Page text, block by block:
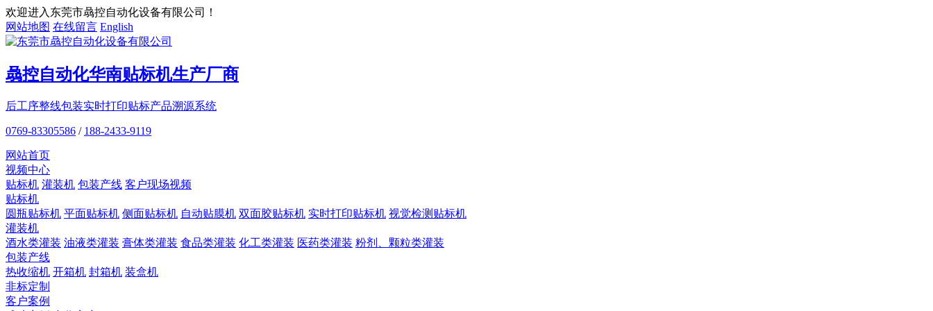
欢迎进入东莞市骉控自动化设备有限公司！
网站地图 在线留言 English
骉控自动化华南贴标机生产厂商
后工序整线包装实时打印贴标产品溯源系统
0769-83305586 / 188-2433-9119
网站首页
视频中心
贴标机 灌装机 包装产线 客户现场视频
贴标机
圆瓶贴标机 平面贴标机 侧面贴标机 自动贴膜机 双面胶贴标机 实时打印贴标机 视觉检测贴标机
灌装机
酒水类灌装 油液类灌装 膏体类灌装 食品类灌装 化工类灌装 医药类灌装 粉剂、颗粒类灌装
包装产线
热收缩机 开箱机 封箱机 装盒机
非标定制
客户案例